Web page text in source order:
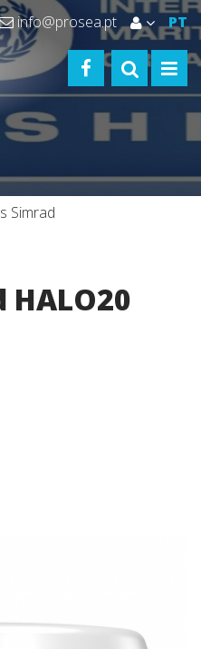
info@prosea.pt PT
FACEBOOK
TOGGLE
Simrad
HALO20